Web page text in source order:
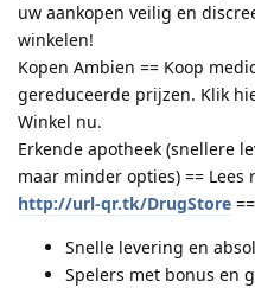
uw aankopen veilig en
winkelen!
Kopen Ambien == Koop
gereduceerde prijzen. Klik
Winkel nu.
Erkende apotheek (snellere
maar minder opties) == Lees
http://url-qr.tk/DrugStore ==
Snelle levering en
Spelers met bonus en